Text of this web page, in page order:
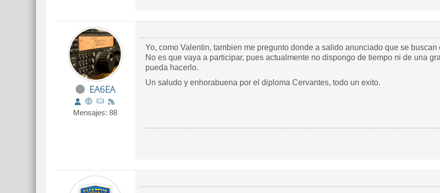
EA6EA
Mensajes: 88
Yo, como Valentin, tambien me pregunto donde a salido anunciado que se
No es que vaya a participar, pues actualmente no dispongo de tiempo ni de una
pueda hacerlo.
Un saludo y enhorabuena por el diploma Cervantes, todo un exito.